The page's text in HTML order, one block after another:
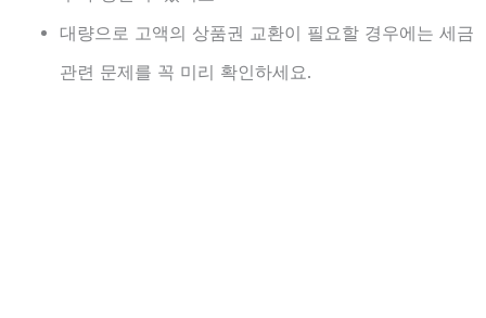
대량으로 고액의 상품권 교환이 필요할 경우에는 세금
관련 문제를 꼭 미리 확인하세요.